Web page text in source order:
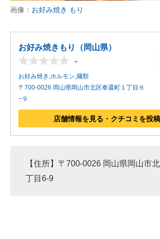
画像： お好み焼き もり
お好み焼きもり（岡山県）
-
お好み焼き,ホルモン,麺類
〒700-0026 岡山県岡山市北区奉還町１丁目６
−９
店舗情報を見る・クチコミを投
【住所】〒700-0026 岡山県岡山市
丁目6-9